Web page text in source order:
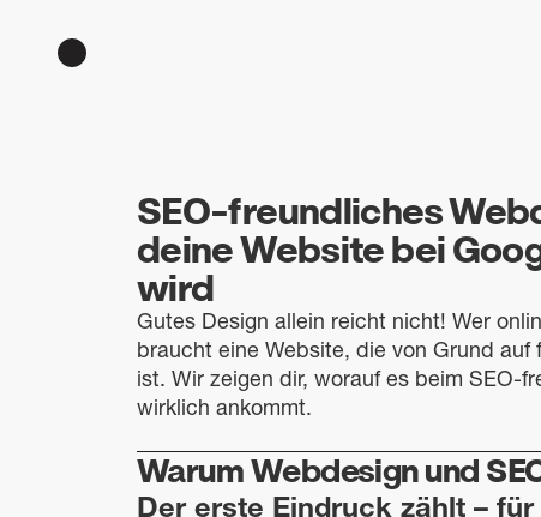
SEO-freundliches
deine Website bei
wird
Gutes Design allein reicht nicht! Wer
braucht eine Website, die von Grund auf
ist. Wir zeigen dir, worauf es beim SEO-
wirklich ankommt.
Warum Webdesign und
Der erste Eindruck zählt –